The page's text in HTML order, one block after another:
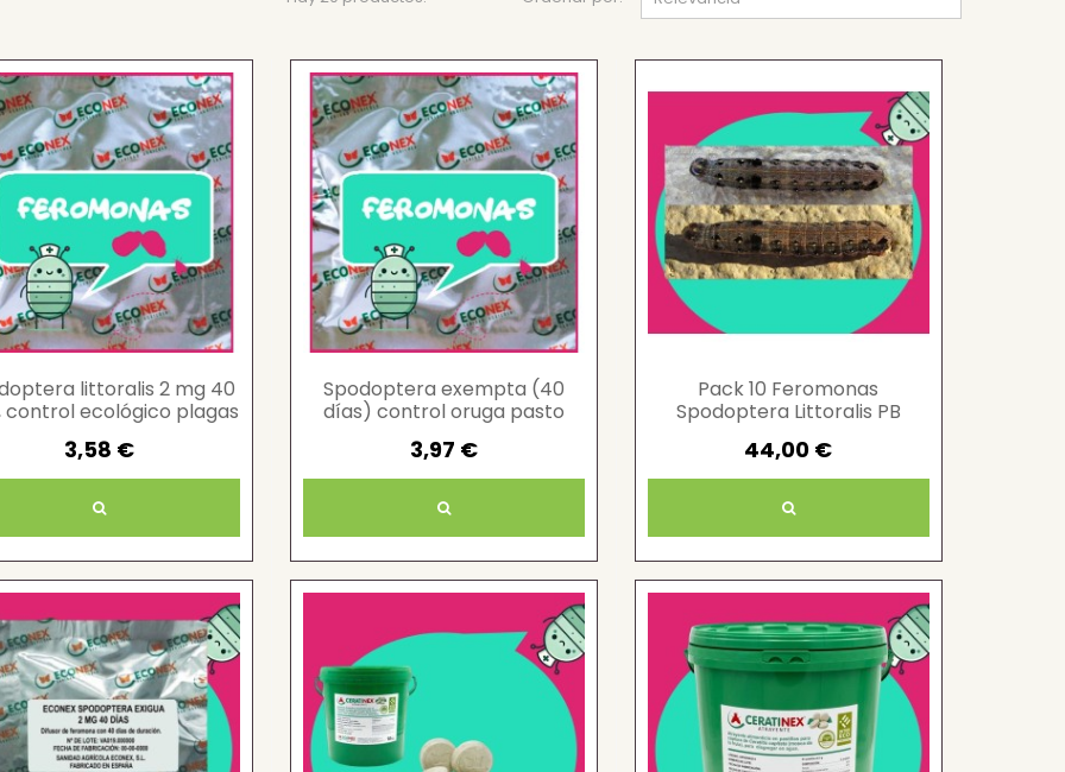
littoralis 2 mg 40
control ecológico plagas
3,58 €
Spodoptera exempta (40
días) control oruga pasto
eficaz
3,97 €
Pack 10 Feromonas
Spodoptera Littoralis PB
44,00 €